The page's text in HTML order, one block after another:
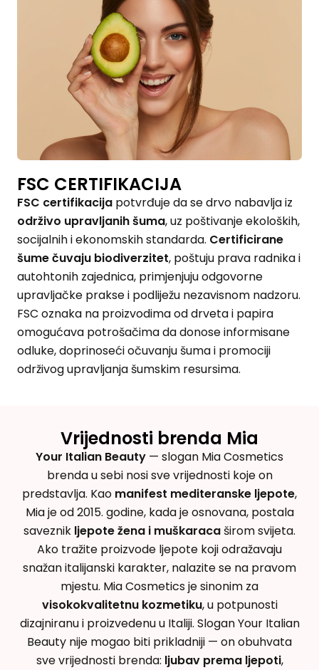
FSC CERTIFIKACIJA
FSC certifikacija potvrđuje da se drvo nabavlja iz
održivo upravljanih šuma, uz poštivanje ekoloških,
socijalnih i ekonomskih standarda. Certificirane
šume čuvaju biodiverzitet, poštuju prava radnika i
autohtonih zajednica, primjenjuju odgovorne
upravljačke prakse i podliježu nezavisnom nadzoru.
FSC oznaka na proizvodima od drveta i papira
omogućava potrošačima da donose informisane
odluke, doprinoseći očuvanju šuma i promociji
održivog upravljanja šumskim resursima.
Vrijednosti brenda Mia
Your Italian Beauty — slogan Mia Cosmetics
brenda u sebi nosi sve vrijednosti koje on
predstavlja. Kao manifest mediteranske ljepote,
Mia je od 2015. godine, kada je osnovana, postala
saveznik ljepote žena i muškaracaširom svijeta.
Ako tražite proizvode ljepote koji odražavaju
snažan italijanski karakter, nalazite se na pravom
mjestu. Mia Cosmetics je sinonim za
visokokvalitetnu kozmetiku, u potpunosti
dizajniranu i proizvedenu u Italiji. Slogan Your Italian
Beauty nije mogao biti prikladniji — on obuhvata
sve vrijednosti brenda: ljubav prema ljepoti,